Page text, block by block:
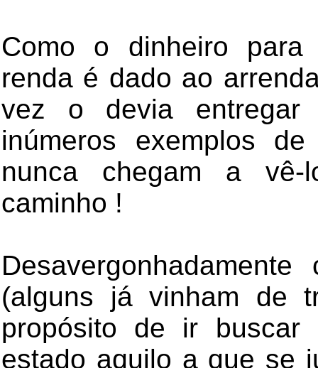
Como o dinheiro
renda é dado ao
vez o devia entregar
inúmeros exemplos
nunca chegam a vê-
caminho !
(alguns já vinham de
propósito de ir buscar
estado aquilo a que se